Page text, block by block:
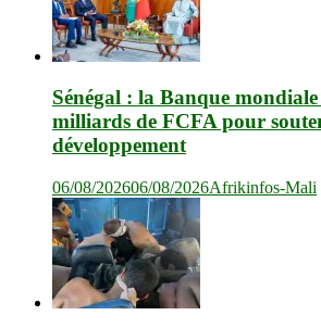
Sénégal : la Banque
milliards de FCFA pour
développement
06/08/202606/08/2026Afrikinfos-Mali